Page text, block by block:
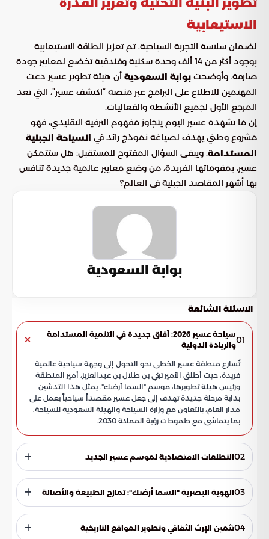
تطوير البنية التحتية وتعزيز القدرة
الاستيعابية
لضمان سلاسة التجربة السياحية، تم تعزيز الطاقة الاستيعابية
بوجود أكثر من 14 ألف وحدة سكنية وفندقية تخضع لمعايير جودة
صارمة. وأوضحت بوابة السعودية أن هيئة تطوير عسير دعت
المهتمين للاطلاع على البرامج عبر منصة “اكتشف عسير”، التي تعد
المرجع الأول لجميع الأنشطة والفعاليات.
إن ما تشهده عسير اليوم يتجاوز مفهوم الترفيه التقليدي، فهو
مشروع وطني يهدف لصياغة نموذج رائد في السياحة الجبلية
المستدامة. ويبقى السؤال المفتوح للمستقبل: هل ستتمكن
عسير، بمقوماتها الفريدة، من وضع معايير عالمية جديدة تنافس
بها أشهر المقاصد الجبلية في العالم؟
بوابة السعودية
الاسئلة الشائعة
01
سياحة عسير 2026: آفاق جديدة في التنمية المستدامة
والريادة الدولية
تُسارع منطقة عسير الخطى نحو التحول إلى وجهة سياحية عالمية
فريدة، حيث أطلق الأمير تركي بن طلال بن عبدالعزيز، أمير المنطقة
ورئيس هيئة تطويرها، موسم "السما أرضك". يمثل هذا التدشين
بداية مرحلة جديدة تهدف إلى جعل عسير مقصداً سياحياً يعمل على
مدار العام، بالتعاون مع وزارة السياحة والهيئة السعودية للسياحة،
بما يتماشى مع طموحات رؤية المملكة 2030.
02التطلعات الاقتصادية لموسم عسير الجديد
يرتكز الموسم على استراتيجية تهدف إلى تنشيط النمو الاقتصادي
المحلي عبر مؤشرات أداء دقيقة ترفع من كفاءة الاستثمار في
المنطقة، وتشمل هذه المستهدفات:
03الهوية البصرية "السما أرضك": تمازج الطبيعة والأصالة
تعكس هوية "السما أرضك" الخصوصية الجغرافية لمنطقة عسير،
حيث تلتقي القمم الجبلية الشاهقة بالضباب والطقس البارد، مما
يخلق لوحة طبيعية ساحرة تجذب الزوار من كل مكان. وتستند
04تثمين الإرث الثقافي وتطوير المواقع التاريخية